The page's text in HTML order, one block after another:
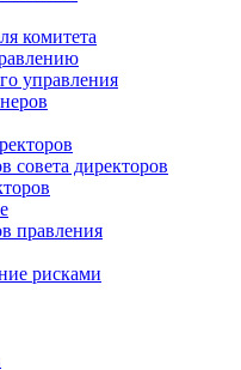
комитета
управления
совета директоров
правления
рисками